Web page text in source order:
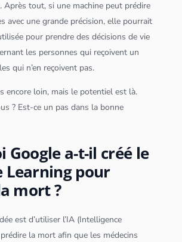
Après tout, si une machine peut prédire
avec une grande précision, elle pourrait
pour prendre des décisions de vie
les personnes qui reçoivent un
qui n’en reçoivent pas.
encore loin, mais le potentiel est là.
? Est-ce un pas dans la bonne
Google a-t-il créé le
Learning pour
mort ?
est d’utiliser l’IA (Intelligence
la mort afin que les médecins